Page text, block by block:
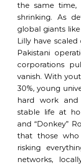
the same time,
shrinking. As
global giants
Lilly have
Pakistani
corporations
vanish. With
30%, young
hard work
stable life at
and “Donkey”
that those who
risking
networks,